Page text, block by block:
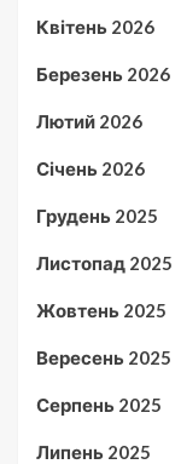
Квітень 2026
Березень 2026
Лютий 2026
Січень 2026
Грудень 2025
Листопад 2025
Жовтень 2025
Вересень 2025
Серпень 2025
Липень 2025